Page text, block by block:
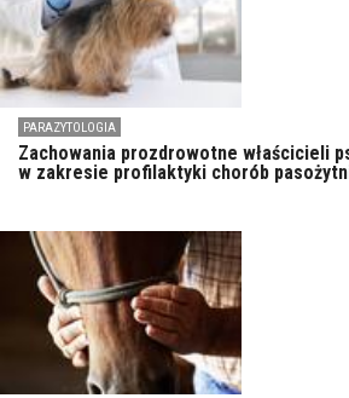
PARAZYTOLOGIA
Zachowania prozdrowotne właścicieli
w zakresie profilaktyki chorób